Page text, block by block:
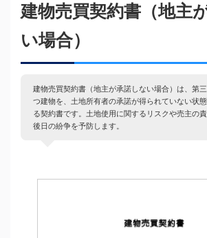
建物売買契約書（地主
い場合）
建物売買契約書（地主が承諾しない場合）は、第
つ建物を、土地所有者の承諾が得られていない状
る契約書です。土地使用に関するリスクや売主の責
後日の紛争を予防します。